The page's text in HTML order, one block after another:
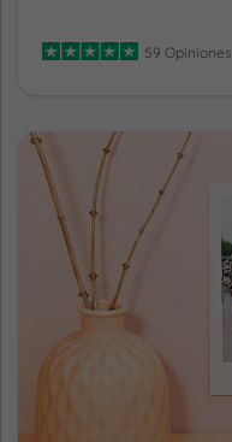
59 Opiniones